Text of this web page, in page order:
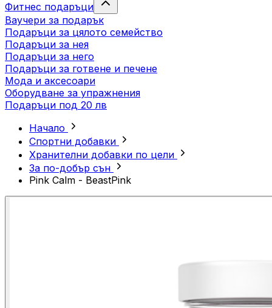
Фитнес подаръци
Ваучери за подарък
Подаръци за цялото семейство
Подаръци за нея
Подаръци за него
Подаръци за готвене и печене
Мода и аксесоари
Оборудване за упражнения
Подаръци под 20 лв
Начало
Спортни добавки
Хранителни добавки по цели
За по-добър сън
Pink Calm - BeastPink